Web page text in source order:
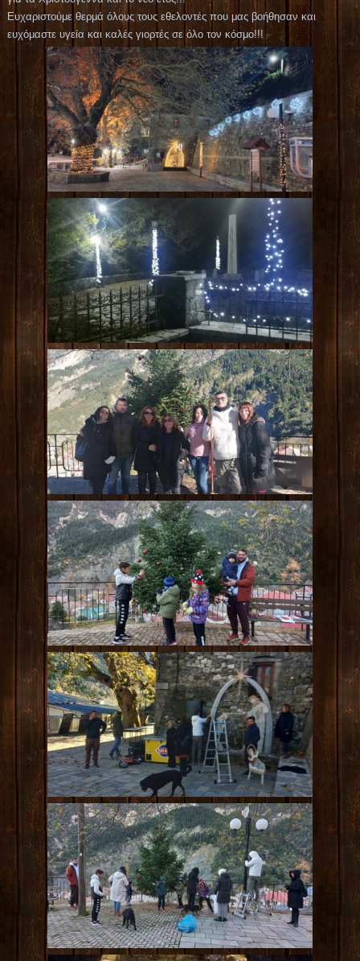
Ευχαριστούμε θερμά όλους τους εθελοντές που μας βοήθησαν και
ευχόμαστε υγεία και καλές γιορτές σε όλο τον κόσμο!!!